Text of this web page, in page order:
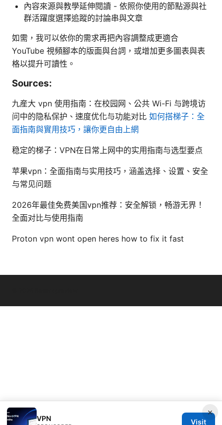
內容來源與教學延伸閱讀 - 依照你使用的節點源與社
群活躍度選擇追蹤的討論串與文章
如需，我可以依你的需求再把內容調整成更適合
YouTube 視頻腳本的版面與台詞，或增加更多圖表與表
格以提升可讀性。
Sources:
九産大 vpn 使用指南：在校园网、公共 Wi-Fi 与跨境访
问中的隐私保护、速度优化与功能对比 如何搭梯子：全
面指南與實用技巧，讓你更自由上網
稳定的梯子：VPN在日常上网中的实用指南与选型要点
苹果vpn：全面指南与实用技巧，涵盖选择、设置、安全
与常见问题
2026年最佳免费美国vpn推荐：安全解锁，畅游无界！
全面对比与使用指南
Proton vpn wont open heres how to fix it fast
×
VPN Visit